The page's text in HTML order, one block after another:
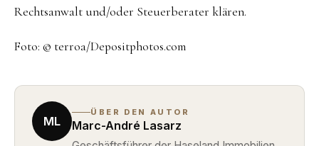
Rechtsanwalt und/oder Steuerberater klären.
Foto: © terroa/Depositphotos.com
ML
ÜBER DEN AUTOR
Marc-André Lasarz